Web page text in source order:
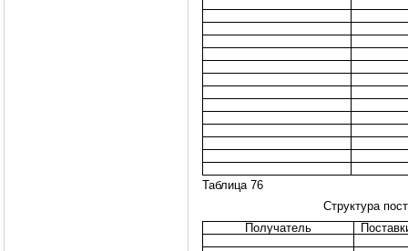
Таблица 76
Структура
Получатель